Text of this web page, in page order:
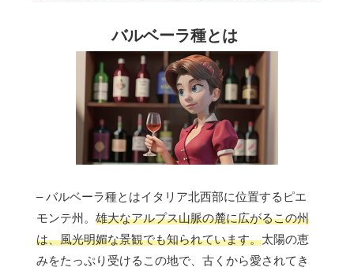
バルベーラ種とは
– バルベーラ種とはイタリア北西部に位置するピエ
モンテ州。 雄大なアルプス山脈の麓に広がるこの州
は、風光明媚な景観でも知られています。太陽の恵
みをたっぷり受けるこの地で、古くから愛されてき